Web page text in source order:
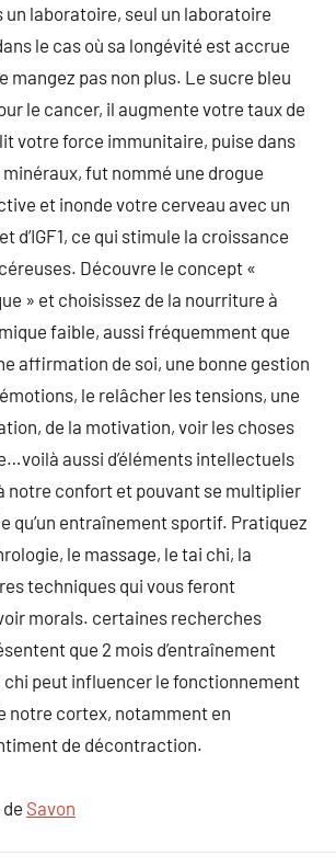
un laboratoire, seul un laboratoire
le cas où sa longévité est accrue
mangez pas non plus. Le sucre bleu
le cancer, il augmente votre taux de
votre force immunitaire, puise dans
fut nommé une drogue
et inonde votre cerveau avec un
d’IGF1, ce qui stimule la croissance
Découvre le concept «
» et choisissez de la nourriture à
faible, aussi fréquemment que
affirmation de soi, une bonne gestion
le relâcher les tensions, une
de la motivation, voir les choses
aussi d’éléments intellectuels
notre confort et pouvant se multiplier
qu’un entraînement sportif. Pratiquez
le massage, le tai chi, la
techniques qui vous feront
morals. certaines recherches
que 2 mois d’entraînement
chi peut influencer le fonctionnement
notre cortex, notamment en
de décontraction.
Savon